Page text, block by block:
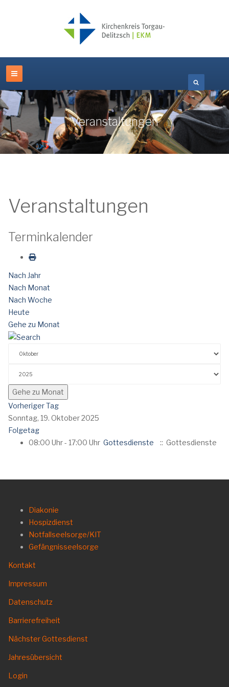
Veranstaltungen
Veranstaltungen
Terminkalender
Nach Jahr
Nach Monat
Nach Woche
Heute
Gehe zu Monat
Gehe zu Monat
Vorheriger Tag
Sonntag, 19. Oktober 2025
Folgetag
08:00 Uhr - 17:00 Uhr Gottesdienste :: Gottesdienste
Diakonie
Hospizdienst
Notfallseelsorge/KIT
Gefängnisseelsorge
Kontakt
Impressum
Datenschutz
Barrierefreiheit
Nächster Gottesdienst
Jahresübersicht
Login